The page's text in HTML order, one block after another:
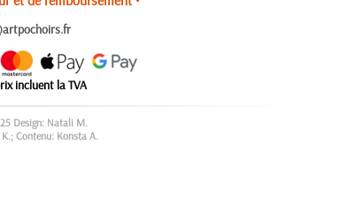
incluent la TVA
Design: Natali M.
K.; Contenu: Konsta A.